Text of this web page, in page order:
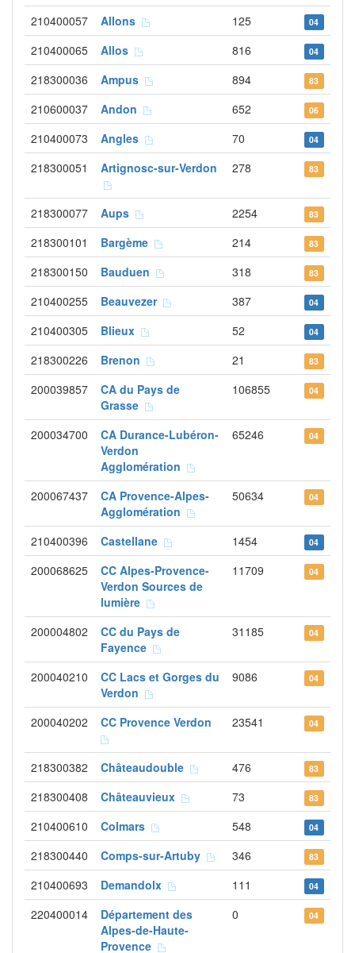
210400057 Allons 125 04
210400065 Allos 816 04
218300036 Ampus 894 83
210600037 Andon 652 06
210400073 Angles 70 04
218300051 Artignosc-sur-Verdon 278 83
218300077 Aups 2254 83
218300101 Bargème 214 83
218300150 Bauduen 318 83
210400255 Beauvezer 387 04
210400305 Blieux 52 04
218300226 Brenon 21 83
200039857
CA du Pays de
Grasse
106855 04
200034700
CA Durance-Lubéron-
Verdon
Agglomération
65246 04
200067437
CA Provence-Alpes-
Agglomération
50634 04
210400396 Castellane 1454 04
200068625
CC Alpes-Provence-
Verdon Sources de
lumière
11709 04
200004802
CC du Pays de
Fayence
31185 04
200040210
CC Lacs et Gorges du
Verdon
9086 04
200040202 CC Provence Verdon 23541 04
218300382 Châteaudouble 476 83
218300408 Châteauvieux 73 83
210400610 Colmars 548 04
218300440 Comps-sur-Artuby 346 83
210400693 Demandolx 111 04
220400014
Département des
Alpes-de-Haute-
Provence
0 04